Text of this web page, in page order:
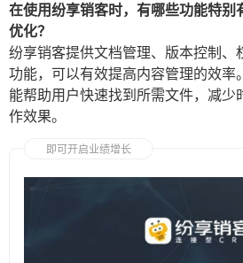
在使用纷享销客时，有哪些功能特别
优化？
纷享销客提供文档管理、版本控制、
功能，可以有效提高内容管理的效率
能帮助用户快速找到所需文件，减少
作效果。
即可开启业绩增长